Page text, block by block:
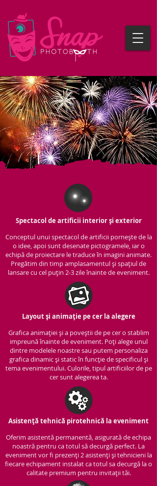
Spectacol de artificii interior și exterior
Conceptul unui spectacol de artificii pornește de la
o idee, apoi sunt desenate pictogramele, iar o
echipă de proiectare le traduce în imagini animate.
Pregătim din timp amplasamentul și spațiul de
lansare cu cel puțin 2-3 zile înainte de eveniment.
Layout și animație pe cer la alegere
Grafica animației și a poveștii de pe cer o stablim
impreună înainte de eveniment. Poți alege unul
dintre modelele noastre sau putem personaliza
grafica dinamic și static în funcție de specificul și
tema evenimentului. Culorile, tipul artificiilor de pe
cer sunt alegerea ta.
Asistență tehnică pirotehnică la eveniment
Oferim asistentă permanentă, asigurată de echipa
noastră pentru ca totul să decurgă perfect. La
eveniment vor fi prezenți 2 asistenți și tehnicieni la
fiecare echipament instalat ca totul sa decurgă la o
calitate premium pentru invitații tăi.